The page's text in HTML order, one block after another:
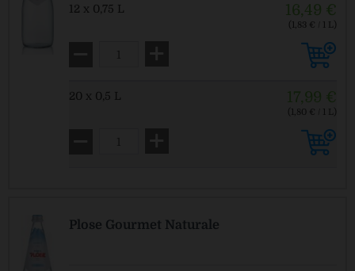
12 x 0,75 L 16,49 €
(1,83 € / 1 L)
20 x 0,5 L 17,99 €
(1,80 € / 1 L)
Plose Gourmet Naturale